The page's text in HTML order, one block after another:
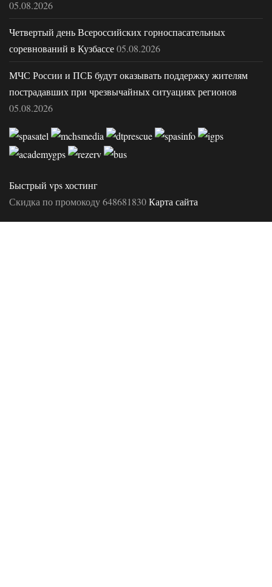
05.08.2026
Четвертый день Всероссийских горноспасательных
соревнований в Кузбассе05.08.2026
МЧС России и ПСБ будут оказывать поддержку жителям
пострадавших при чрезвычайных ситуациях регионов
05.08.2026
Быстрый vps хостинг
Скидка по промокоду 648681830Карта сайта